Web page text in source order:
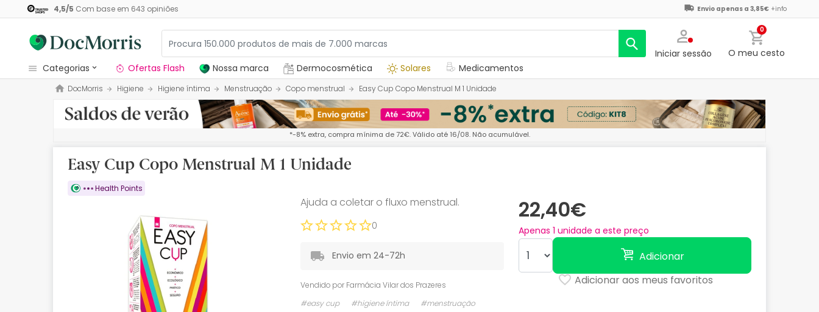
4,5/5 Com base em 643 opiniões Envio apenas a 3,85€ +info
Iniciar sessão
0
O meu cesto
categorias
Dermocosmetica
Nossa marca
Medicamentos
Cosmética
Ofertas Flash Nossa marca Dermocosmética Solares Medicamentos
DocMorris Higiene Higiene íntima Menstruação Copo menstrual Easy Cup Copo Menstrual M 1 Unidade
*-8% extra, compra mínima de 72€. Válido até 16/08. Não acumulável.
Easy Cup Copo Menstrual M 1 Unidade
Health Points
22,40€
Apenas 1 unidade a este preço
Adicionar
Adicionar aos meus favoritos
Ajuda a coletar o fluxo menstrual.
0
Envio em 24-72h
Vendido por Farmácia Vilar dos Prazeres
#easy cup
#higiene íntima
#menstruação